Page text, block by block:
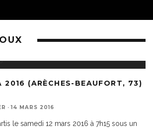
2016 (ARÈCHES-BEAUFORT, 73)
· 14 MARS 2016
le samedi 12 mars 2016 à 7h15 sous un